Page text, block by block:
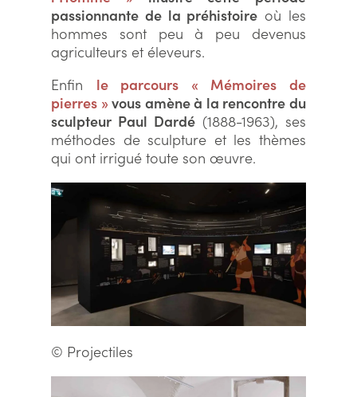
passionnante de la préhistoire où les
hommes sont peu à peu devenus
agriculteurs et éleveurs.
Enfin le parcours « Mémoires de
pierres »vous amène à la rencontre du
sculpteur Paul Dardé (1888-1963), ses
méthodes de sculpture et les thèmes
qui ont irrigué toute son œuvre.
© Projectiles